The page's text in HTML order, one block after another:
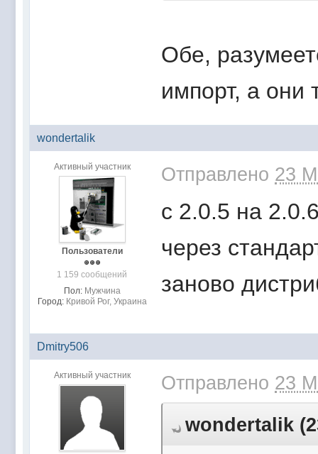
Обе,
импорт, а они
wondertalik
Активный участник
Пользователи
1 159 сообщений
Пол: Мужчина
Город: Кривой Рог, Украина
Отправлено 23
c 2.0.5 на
через
заново
Dmitry506
Активный участник Отправлено 23
wondertalik